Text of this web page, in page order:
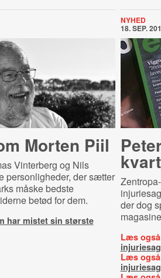
Morten Piil
Vinterberg og Nils
personligheder, der sætter
måske bedste
betød for dem.
har mistet sin største
NYHED
18. SEP.
der dog
Læs
injuriesag
Læs